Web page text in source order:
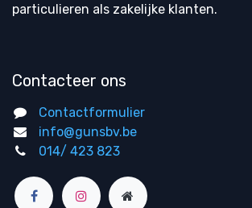
particulieren als zakelijke klanten.
Contacteer ons
Contactformulier
info@gunsbv.be
014/ 423 823